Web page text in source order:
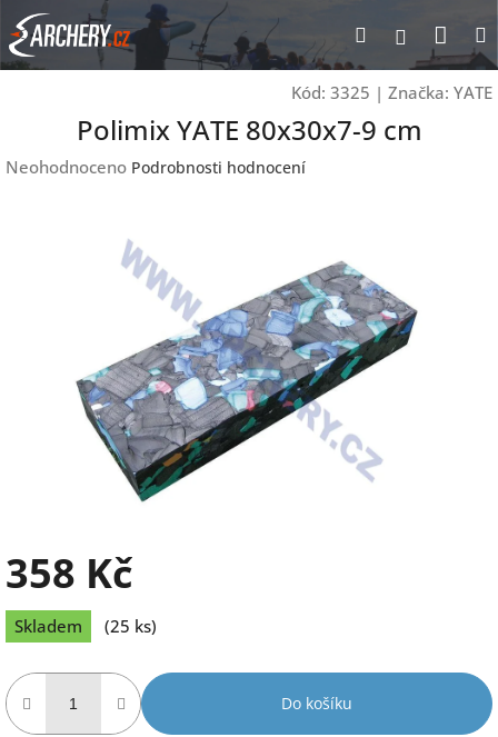
Přejít
na
obsah
Hledat
Kód: 3325 | Značka: YATE
Polimix YATE 80x30x7-9 cm
Průměrné
Neohodnoceno Podrobnosti hodnocení
358 Kč
Měrná
cena:
Skladem (25 ks)
Do košíku